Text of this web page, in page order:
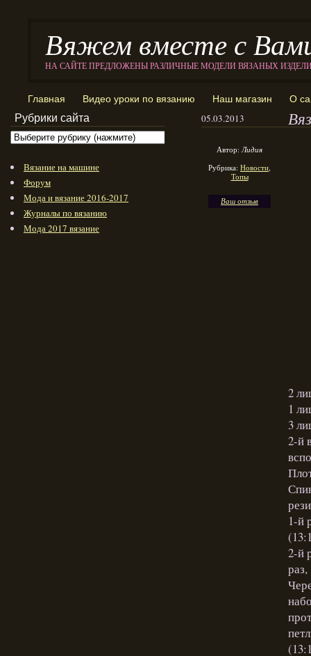
Вяжем вместе с
НА САЙТЕ ПРЕДЛОЖЕНЫ РАЗЛИЧНЫЕ МОДЕЛИ ВЯЗАНЫХ
Главная Видео уроки по вязанию Наш магазин О
05.03.2013
Автор:Лидия
Рубрика: Новости,
Топы
Ваш отзыв
2
1
3
2-й
1-й
2-й
Рубрики сайта
Вязание на машине
Форум
Мода и вязание 2016-2017
Журналы по вязанию
Мода 2017 вязание